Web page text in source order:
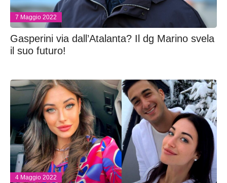
7 Maggio 2022
Gasperini via dall’Atalanta? Il dg Marino svela
il suo futuro!
4 Maggio 2022